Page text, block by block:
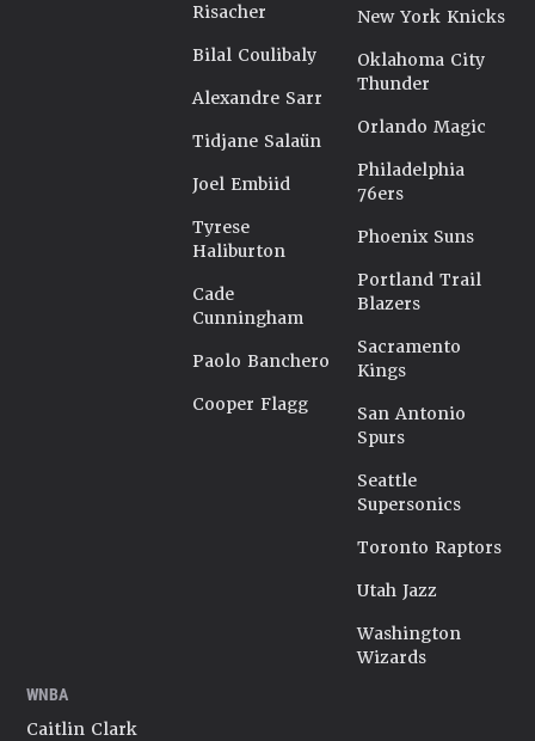
Risacher
Bilal Coulibaly
Alexandre Sarr
Tidjane Salaün
Joel Embiid
Tyrese
Haliburton
Cade
Cunningham
Paolo Banchero
Cooper Flagg
New York Knicks
Oklahoma City
Thunder
Orlando Magic
Philadelphia
76ers
Phoenix Suns
Portland Trail
Blazers
Sacramento
Kings
San Antonio
Spurs
Seattle
Supersonics
Toronto Raptors
Utah Jazz
Washington
Wizards
WNBA
Caitlin Clark